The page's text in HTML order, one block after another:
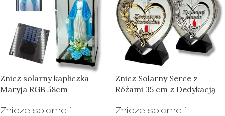
Znicz solarny kapliczka
Maryja RGB 58cm
Znicze solarne i
Znicz Solarny Serce z
Różami 35 cm z Dedykacją
Znicze solarne i